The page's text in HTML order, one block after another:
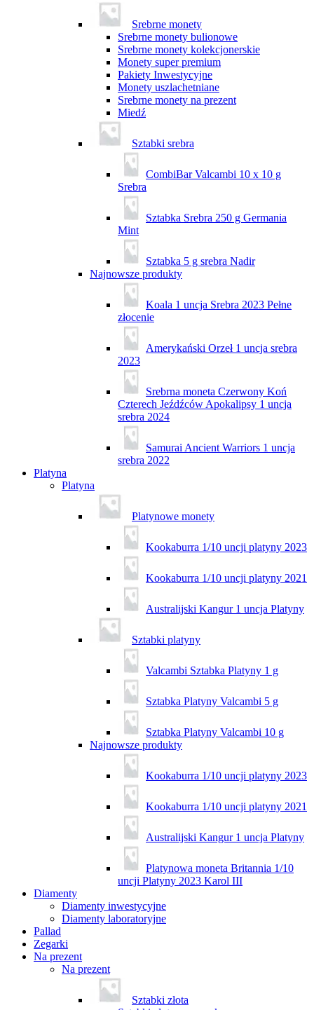
Srebrne monety
Srebrne monety bulionowe
Srebrne monety kolekcjonerskie
Monety super premium
Pakiety Inwestycyjne
Monety uszlachetniane
Srebrne monety na prezent
Miedź
Sztabki srebra
CombiBar Valcambi 10 x 10 g
Srebra
Sztabka Srebra 250 g Germania
Mint
Sztabka 5 g srebra Nadir
Najnowsze produkty
Koala 1 uncja Srebra 2023 Pełne
złocenie
Amerykański Orzeł 1 uncja srebra
2023
Srebrna moneta Czerwony Koń
Czterech Jeźdźców Apokalipsy 1 uncja
srebra 2024
Samurai Ancient Warriors 1 uncja
srebra 2022
Platyna
Platyna
Platynowe monety
Kookaburra 1/10 uncji platyny 2023
Kookaburra 1/10 uncji platyny 2021
Australijski Kangur 1 uncja Platyny
Sztabki platyny
Valcambi Sztabka Platyny 1 g
Sztabka Platyny Valcambi 5 g
Sztabka Platyny Valcambi 10 g
Najnowsze produkty
Kookaburra 1/10 uncji platyny 2023
Kookaburra 1/10 uncji platyny 2021
Australijski Kangur 1 uncja Platyny
Platynowa moneta Britannia 1/10
uncji Platyny 2023 Karol III
Diamenty
Diamenty inwestycyjne
Diamenty laboratoryjne
Pallad
Zegarki
Na prezent
Na prezent
Sztabki złota